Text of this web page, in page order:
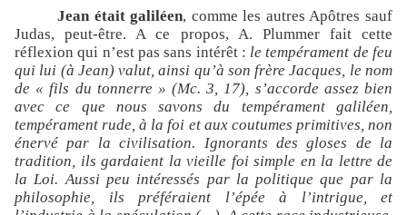
Jean était galiléen, comme les autres Apôtres sauf
Judas, peut-être. A ce propos, A. Plummer fait cette
réflexion qui n’est pas sans intérêt : le tempérament de feu
qui lui (à Jean) valut, ainsi qu’à son frère Jacques, le nom
de « fils du tonnerre » (Mc. 3, 17), s’accorde assez bien
avec ce que nous savons du tempérament galiléen,
tempérament rude, à la foi et aux coutumes primitives, non
énervé par la civilisation. Ignorants des gloses de la
tradition, ils gardaient la vieille foi simple en la lettre de
la Loi. Aussi peu intéressés par la politique que par la
philosophie, ils préféraient l’épée à l’intrigue, et